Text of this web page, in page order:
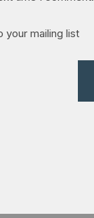
your mailing list